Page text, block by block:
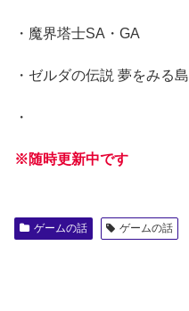
・魔界塔士SA・GA
・ゼルダの伝説 夢をみる島
・
※随時更新中です
ゲームの話 ゲームの話